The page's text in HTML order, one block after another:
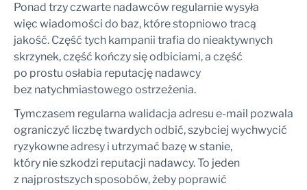
Ponad trzy czwarte nadawców regularnie wysyła
więc wiadomości do baz, które stopniowo tracą
jakość. Część tych kampanii trafia do nieaktywnych
skrzynek, część kończy się odbiciami, a część
po prostu osłabia reputację nadawcy
bez natychmiastowego ostrzeżenia.
Tymczasem regularna walidacja adresu e-mail pozwala
ograniczyć liczbę twardych odbić, szybciej wychwycić
ryzykowne adresy i utrzymać bazę w stanie,
który nie szkodzi reputacji nadawcy. To jeden
z najprostszych sposobów, żeby poprawić